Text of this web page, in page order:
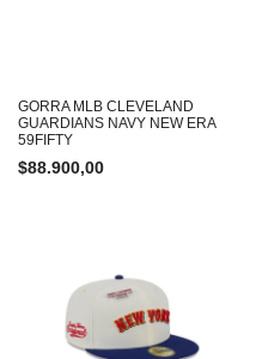
GORRA MLB CLEVELAND
GUARDIANS NAVY NEW ERA
59FIFTY
$88.900,00